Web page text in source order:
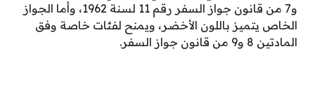
و7 من قانون جواز السفر رقم 11 لسنة 1962، وأما الجواز
الخاص يتميز باللون الأخضر، ويمنح لفئات خاصة وفق
المادتين 8 و9 من قانون جواز السفر.